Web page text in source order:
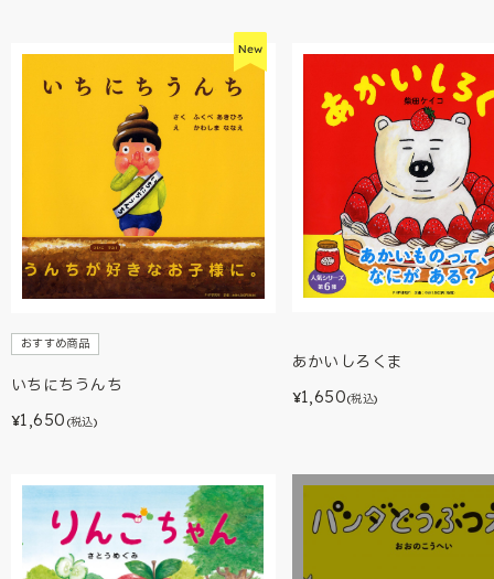
おすすめ商品
いちにちうんち
¥1,650 (税込)
あかいしろくま
¥1,650(税込)